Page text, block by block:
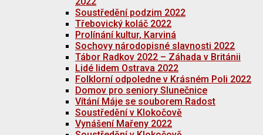
Soustředění podzim 2022
Třebovický koláč 2022
Prolínání kultur, Karviná
Sochovy národopisné slavnosti 2022
Tábor Radkov 2022 – Záhada v Británii
Lidé lidem Ostrava 2022
Folklorní odpoledne v Krásném Poli 2022
Domov pro seniory Slunečnice
Vítání Máje se souborem Radost
Soustředění v Klokočově
Vynášení Mařeny 2022